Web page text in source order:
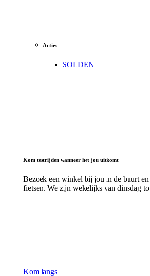
Acties
SOLDEN
Kom testrijden wanneer het jou uitkomt
Bezoek een winkel bij jou in de buurt en
fietsen. We zijn wekelijks van dinsdag
Kom langs